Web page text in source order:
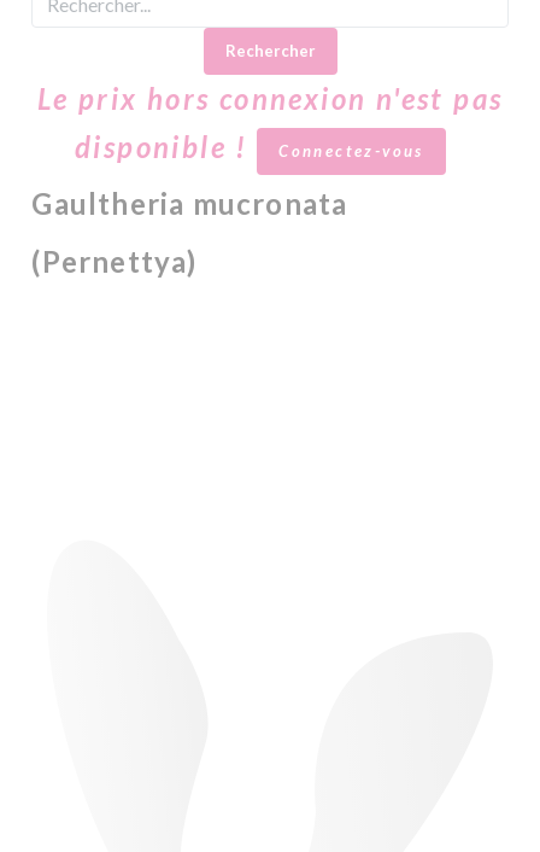
Rechercher
Le prix hors connexion n'est pas
disponible !
Connectez-vous
Gaultheria mucronata
(Pernettya)